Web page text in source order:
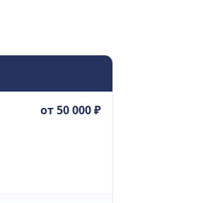
от 50 000 ₽